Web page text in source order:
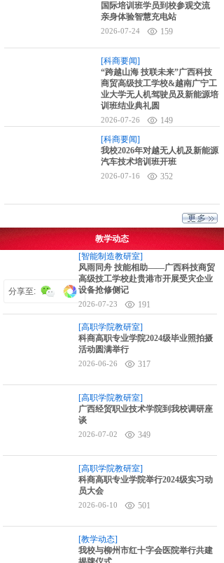
国际培训班学员到校参观交流
亲身体验智慧充电站
2026-07-24 159
[科商要闻]
“跨越山海 技联未来”广西科技
商贸高级技工学校&越南广宁工
业大学无人机驾驶员及新能源培
训班结业典礼圆
2026-07-26
149
[科商要闻]
我校2026年对越无人机及新能源
汽车技术培训班开班
2026-07-16 352
教学动态
[智能制造教研室]
风雨同舟 技能相助——广西科技商贸
高级技工学校赴贵港市开展受灾企业
设备抢修侧记
2026-07-23 191
[高职学院教研室]
科商高职专业学院2024级毕业照拍摄
活动圆满举行
2026-06-26 317
[高职学院教研室]
广西经贸职业技术学院到我校调研座
谈
2026-07-02 349
[高职学院教研室]
科商高职专业学院举行2024级实习动
员大会
2026-06-10 501
[教学动态]
我校与柳州市红十字会医院举行共建
6对1升学指导
分享至: